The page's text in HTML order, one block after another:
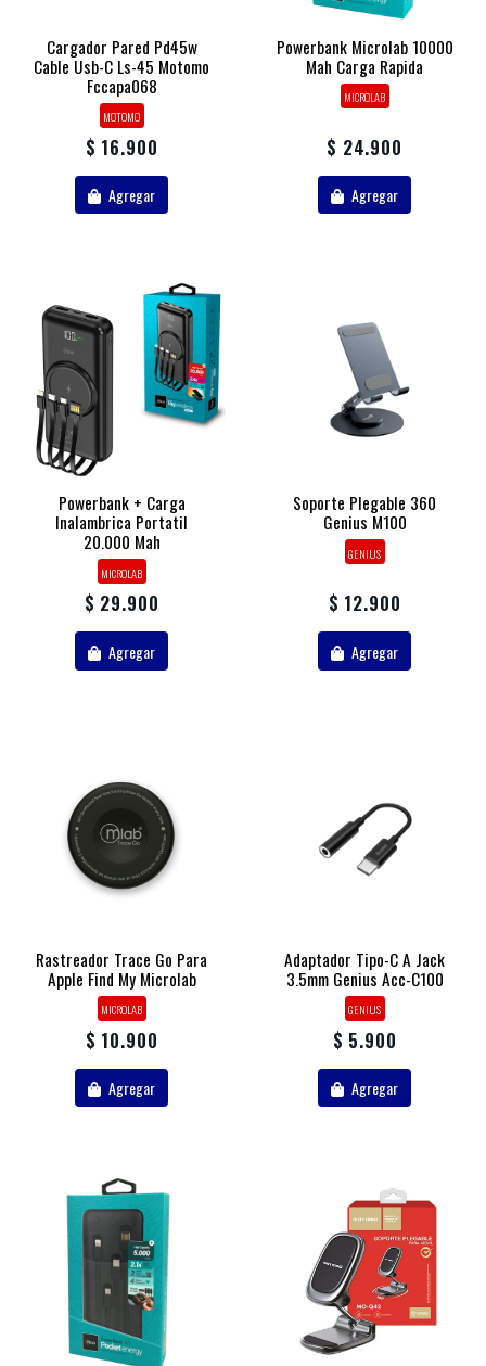
Cargador Pared Pd45w
Cable Usb-C Ls-45 Motomo
Fccapa068
MOTOMO
$ 16.900
Agregar
Powerbank Microlab 10000
Mah Carga Rapida
MICROLAB
$ 24.900
Agregar
Powerbank + Carga
Inalambrica Portatil
20.000 Mah
MICROLAB
$ 29.900
Agregar
Soporte Plegable 360
Genius M100
GENIUS
$ 12.900
Agregar
Rastreador Trace Go Para
Apple Find My Microlab
MICROLAB
$ 10.900
Agregar
Adaptador Tipo-C A Jack
3.5mm Genius Acc-C100
GENIUS
$ 5.900
Agregar